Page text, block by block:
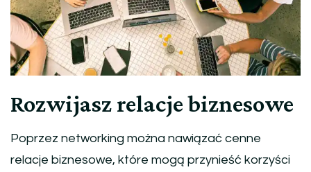
Rozwijasz relacje biznesowe
Poprzez networking można nawiązać cenne
relacje biznesowe, które mogą przynieść korzyści